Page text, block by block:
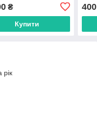
₴
Купити
400
рік